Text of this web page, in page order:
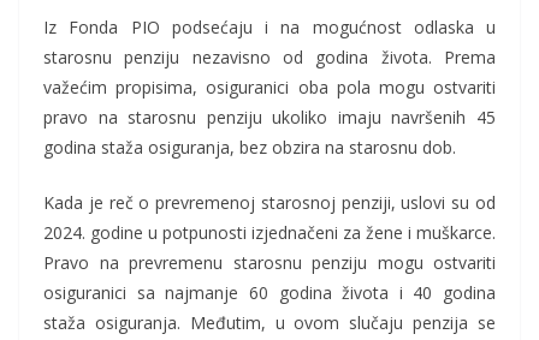
Iz Fonda PIO podsećaju i na mogućnost odlaska u
starosnu penziju nezavisno od godina života. Prema
važećim propisima, osiguranici oba pola mogu ostvariti
pravo na starosnu penziju ukoliko imaju navršenih 45
godina staža osiguranja, bez obzira na starosnu dob.
Kada je reč o prevremenoj starosnoj penziji, uslovi su od
2024. godine u potpunosti izjednačeni za žene i muškarce.
Pravo na prevremenu starosnu penziju mogu ostvariti
osiguranici sa najmanje 60 godina života i 40 godina
staža osiguranja. Međutim, u ovom slučaju penzija se